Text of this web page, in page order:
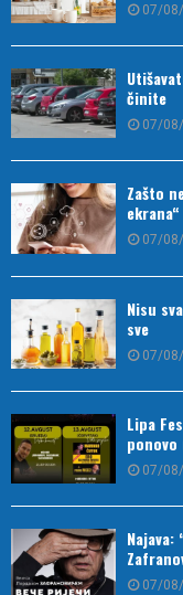
07/
činite
07/
Zašto
ekrana“
07/
Nisu
sve
07/
Lipa
07/
07/